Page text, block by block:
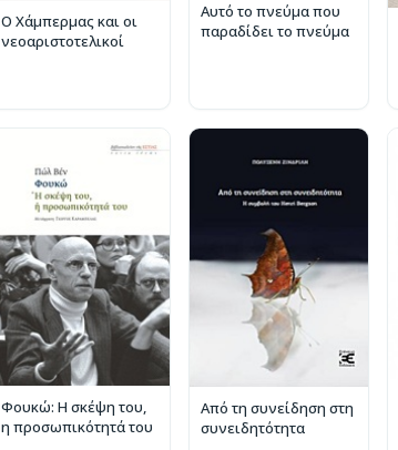
Ο Χάμπερμας και οι
νεοαριστοτελικοί
Αυτό το πνεύμα που
παραδίδει το πνεύμα
Φουκώ: Η σκέψη του,
η προσωπικότητά του
Από τη συνείδηση στη
συνειδητότητα